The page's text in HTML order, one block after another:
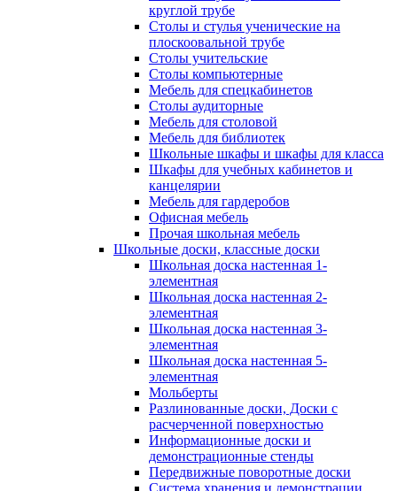
круглой трубе
Столы и стулья ученические на
плоскоовальной трубе
Столы учительские
Столы компьютерные
Мебель для спецкабинетов
Столы аудиторные
Мебель для столовой
Мебель для библиотек
Школьные шкафы и шкафы для класса
Шкафы для учебных кабинетов и
канцелярии
Мебель для гардеробов
Офисная мебель
Прочая школьная мебель
Школьные доски, классные доски
Школьная доска настенная 1-
элементная
Школьная доска настенная 2-
элементная
Школьная доска настенная 3-
элементная
Школьная доска настенная 5-
элементная
Мольберты
Разлинованные доски, Доски с
расчерченной поверхностью
Информационные доски и
демонстрационные стенды
Передвижные поворотные доски